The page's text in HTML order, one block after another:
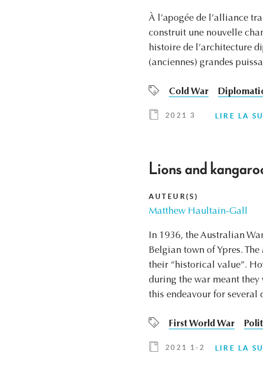
À l’apogée de l’alliance
construit une nouvelle
histoire de l’architecture
(anciennes) grandes
Cold War
2021 3 LIRE LA
Lions and
AUTEUR(S)
Matthew Haultain-Gall
In 1936, the Australian
Belgian town of Ypres.
their “historical value”.
during the war meant
this endeavour for several
First World War
2021 1-2 LIRE LA